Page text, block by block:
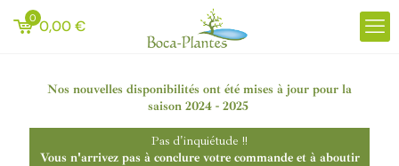
0 0,00€
Nos nouvelles disponibilités ont été mises à jour pour la
saison 2024 - 2025
Pas d'inquiétude !!
Vous n'arrivez pas à conclure votre commande et à aboutir